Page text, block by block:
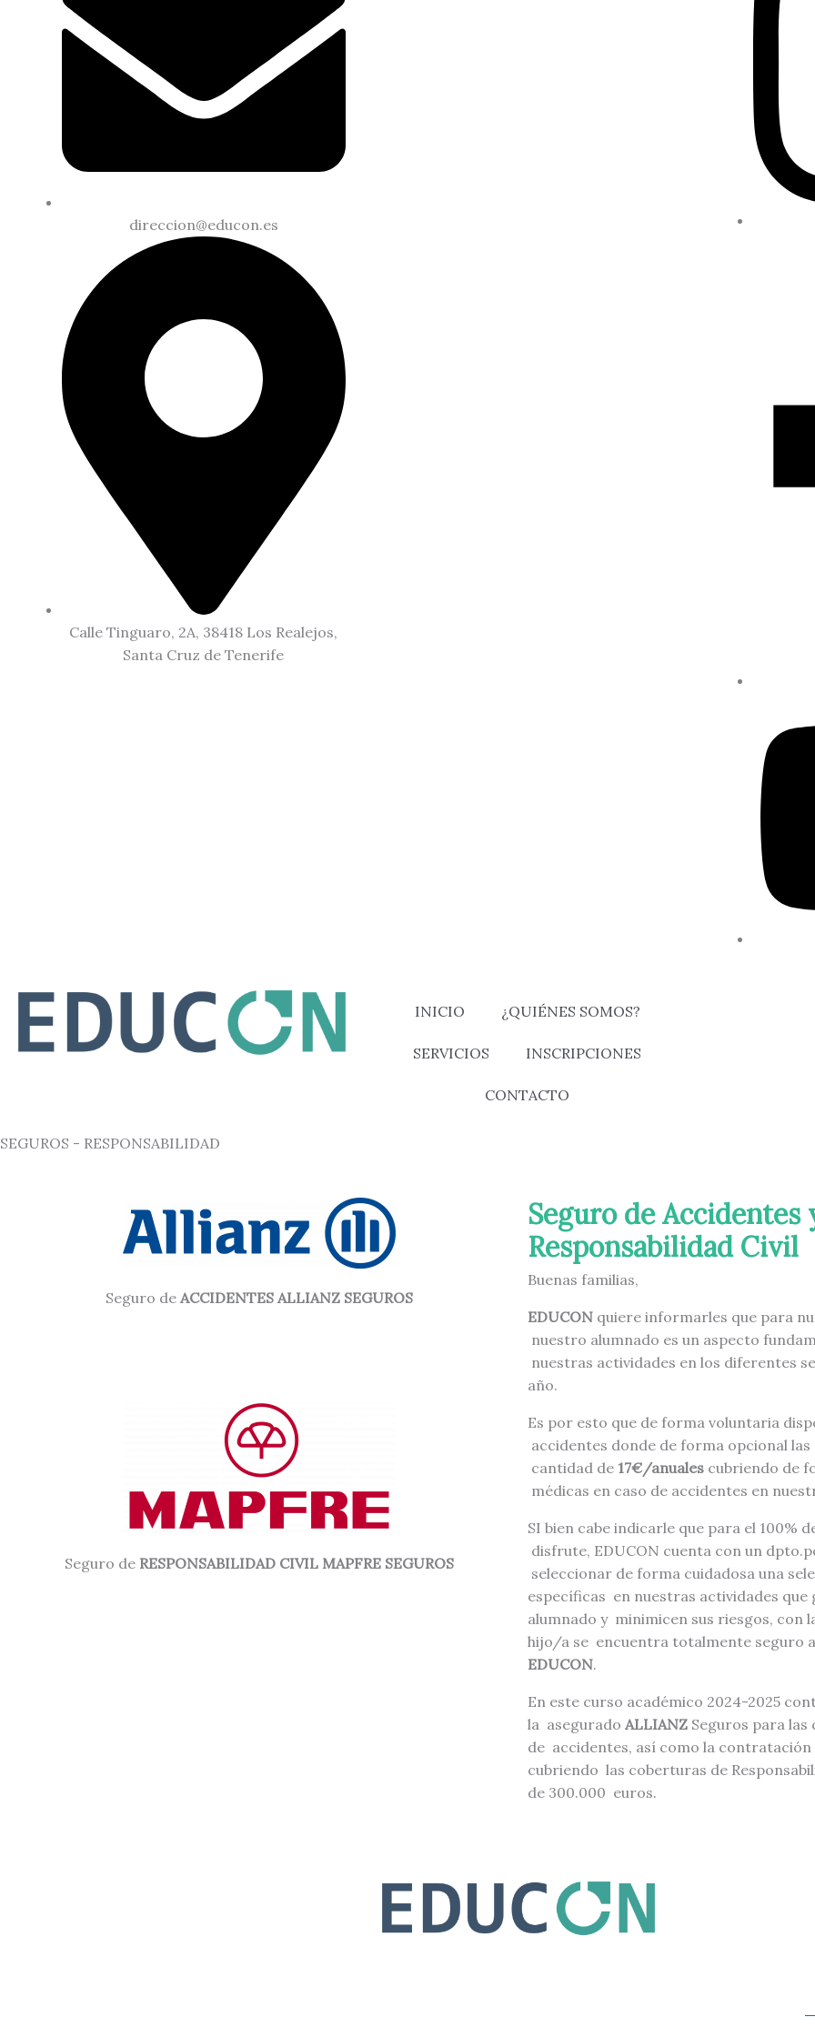
direccion@educon.es
Calle Tinguaro, 2A, 38418 Los Realejos,
Santa Cruz de Tenerife
INICIO ¿QUIÉNES SOMOS?
SERVICIOS INSCRIPCIONES
CONTACTO
SEGUROS - RESPONSABILIDAD
Seguro de ACCIDENTES ALLIANZ SEGUROS
Seguro de RESPONSABILIDAD CIVIL MAPFRE SEGUROS
Seguro de Accidentes
Responsabilidad Civil
Buenas familias,
EDUCON quiere informarles que para
nuestro alumnado es un aspecto
nuestras actividades en los diferentes
año.
Es por esto que de forma voluntaria
accidentes donde de forma opcional
cantidad de 17€/anuales cubriendo de
médicas en caso de accidentes en
SI bien cabe indicarle que para el 100%
disfrute, EDUCON cuenta con un
seleccionar de forma cuidadosa una
específicas en nuestras actividades
alumnado y minimicen sus riesgos, con
hijo/a se encuentra totalmente seguro
EDUCON.
En este curso académico 2024-2025
la asegurado ALLIANZ Seguros para
de accidentes, así como la
cubriendo las coberturas de
de 300.000 euros.